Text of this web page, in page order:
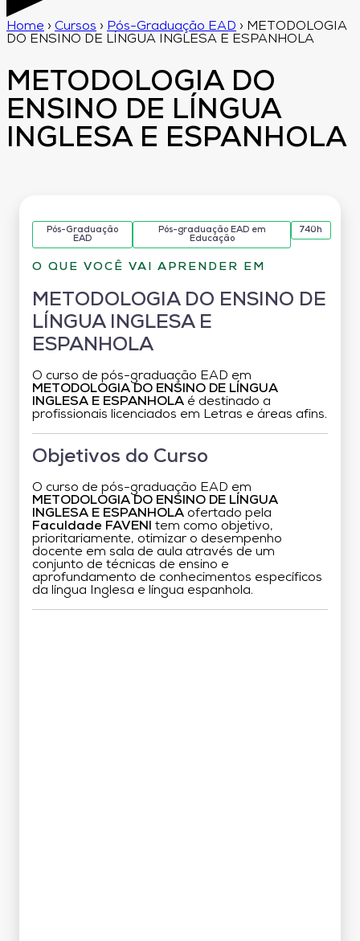
Home › Cursos › Pós-Graduação EAD › METODOLOGIA
DO ENSINO DE LÍNGUA INGLESA E ESPANHOLA
METODOLOGIA DO
ENSINO DE LÍNGUA
INGLESA E ESPANHOLA
Pós-Graduação
EAD
Pós-graduação EAD em
Educação
740h
O QUE VOCÊ VAI APRENDER EM
METODOLOGIA DO ENSINO DE
LÍNGUA INGLESA E
ESPANHOLA
O curso de pós-graduação EAD em
METODOLOGIA DO ENSINO DE LÍNGUA
INGLESA E ESPANHOLA é destinado a
profissionais licenciados em Letras e áreas afins.
Objetivos do Curso
O curso de pós-graduação EAD em
METODOLOGIA DO ENSINO DE LÍNGUA
INGLESA E ESPANHOLA ofertado pela
Faculdade FAVENI
tem como objetivo,
prioritariamente, otimizar o desempenho
docente em sala de aula através de um
conjunto de técnicas de ensino e
aprofundamento de conhecimentos específicos
da língua Inglesa e língua espanhola.